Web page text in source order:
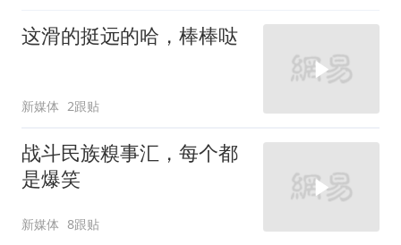
这滑的挺远的哈，棒棒哒
新媒体 2跟贴
战斗民族糗事汇，每个都
是爆笑
新媒体 8跟贴